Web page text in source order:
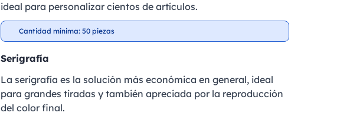
ideal para personalizar cientos de artículos.
Cantidad mínima: 50 piezas
Serigrafía
La serigrafía es la solución más económica en general, ideal
para grandes tiradas y también apreciada por la reproducción
del color final.